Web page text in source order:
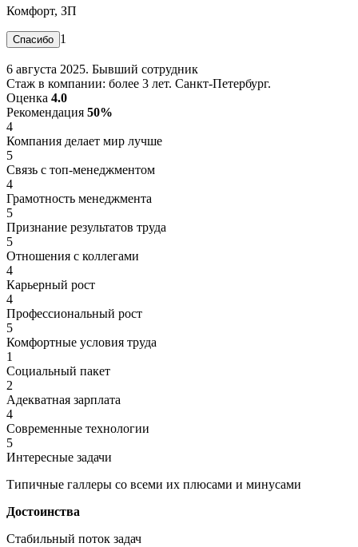
Комфорт, ЗП
1
6 августа 2025. Бывший сотрудник
Стаж в компании: более 3 лет. Санкт-Петербург.
Оценка 4.0
Рекомендация 50%
4
Компания делает мир лучше
5
Связь с топ-менеджментом
4
Грамотность менеджмента
5
Признание результатов труда
5
Отношения с коллегами
4
Карьерный рост
4
Профессиональный рост
5
Комфортные условия труда
1
Социальный пакет
2
Адекватная зарплата
4
Современные технологии
5
Интересные задачи
Типичные галлеры со всеми их плюсами и минусами
Достоинства
Стабильный поток задач